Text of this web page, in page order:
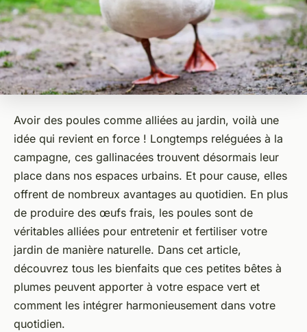
Avoir des poules comme alliées au jardin, voilà une
idée qui revient en force ! Longtemps reléguées à la
campagne, ces gallinacées trouvent désormais leur
place dans nos espaces urbains. Et pour cause, elles
offrent de nombreux avantages au quotidien. En plus
de produire des œufs frais, les poules sont de
véritables alliées pour entretenir et fertiliser votre
jardin de manière naturelle. Dans cet article,
découvrez tous les bienfaits que ces petites bêtes à
plumes peuvent apporter à votre espace vert et
comment les intégrer harmonieusement dans votre
quotidien.